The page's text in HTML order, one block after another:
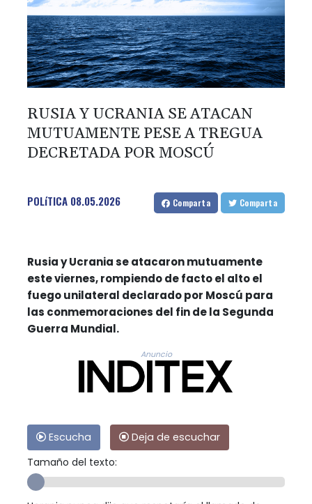
RUSIA Y UCRANIA SE ATACAN
MUTUAMENTE PESE A TREGUA
DECRETADA POR MOSCÚ
POLíTICA 08.05.2026 Comparta Comparta
Rusia y Ucrania se atacaron mutuamente
este viernes, rompiendo de facto el alto el
fuego unilateral declarado por Moscú para
las conmemoraciones del fin de la Segunda
Guerra Mundial.
Anuncio
Escucha
Deja de escuchar
Tamaño del texto: